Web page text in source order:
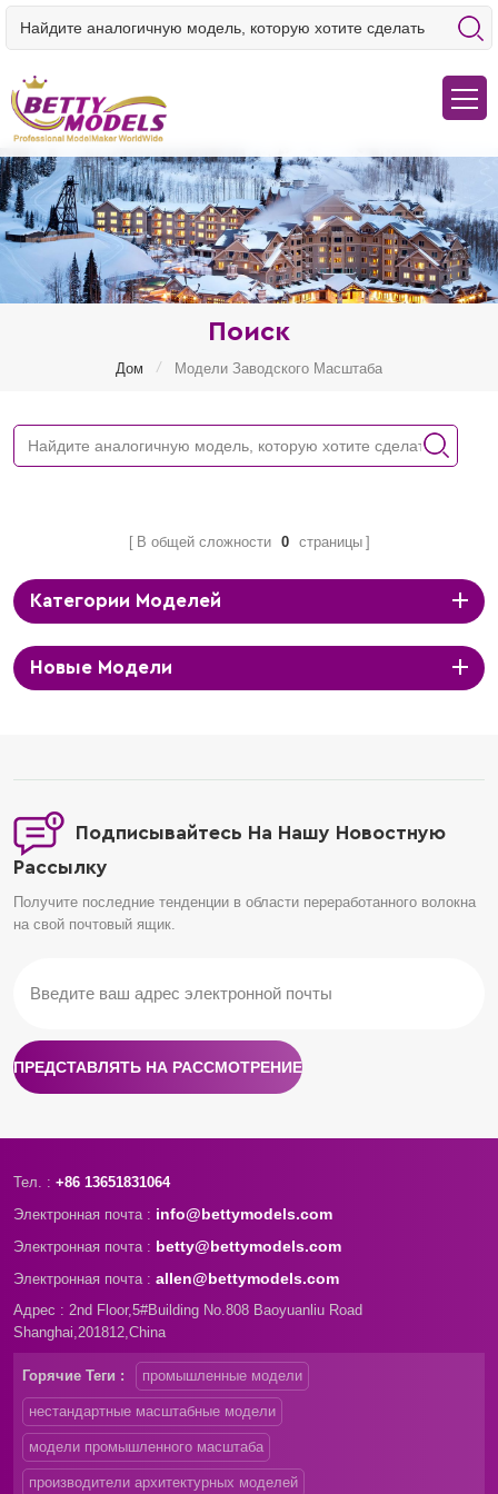
Поиск
Дом / Модели Заводского Масштаба
В общей сложности 0 страницы
Категории Моделей
Новые Модели
Подписывайтесь На Нашу Новостную
Рассылку
Получите последние тенденции в области переработанного волокна
на свой почтовый ящик.
ПРЕДСТАВЛЯТЬ НА РАССМОТРЕНИЕ
Тел. : +86 13651831064
Электронная почта : info@bettymodels.com
Электронная почта : betty@bettymodels.com
Электронная почта : allen@bettymodels.com
Адрес : 2nd Floor,5#Building No.808 Baoyuanliu Road
Shanghai,201812,China
Горячие Теги : промышленные модели
нестандартные масштабные модели
модели промышленного масштаба
производители архитектурных моделей